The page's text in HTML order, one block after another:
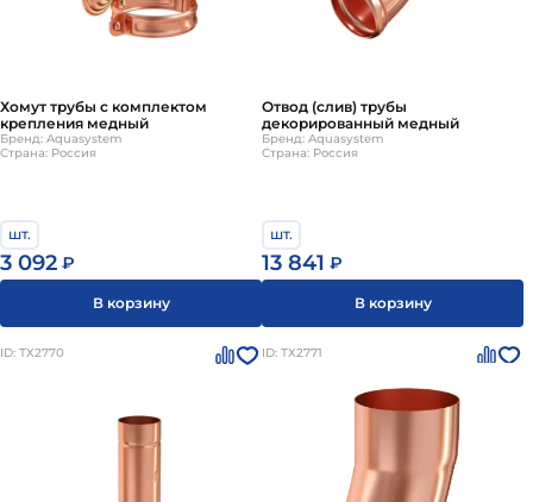
Хомут трубы с комплектом
крепления медный
Бренд: Aquasystem
Страна: Россия
шт.
3 092 ₽
В корзину
Отвод (слив) трубы
декорированный медный
Бренд: Aquasystem
Страна: Россия
шт.
13 841 ₽
В корзину
ID: ТХ2770 ID: ТХ2771